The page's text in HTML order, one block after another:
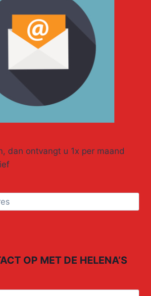
dan ontvangt u 1x per maand
OP MET DE HELENA’S